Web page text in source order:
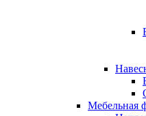
Мебельная